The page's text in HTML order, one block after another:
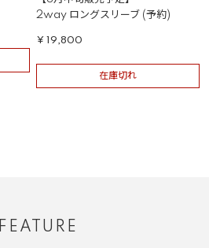
2way ロングスリーブ (予約)
¥ 19,800
在庫切れ
FEATURE